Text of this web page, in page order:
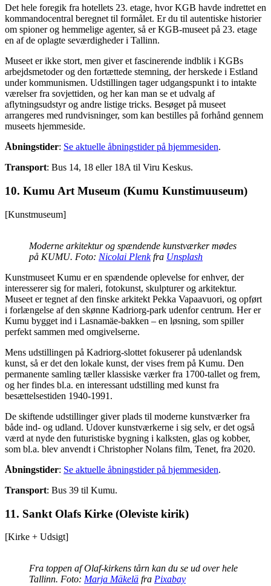
Det hele foregik fra hotellets 23. etage, hvor KGB havde indrettet en
kommandocentral beregnet til formålet. Er du til autentiske historier
om spioner og hemmelige agenter, så er KGB-museet på 23. etage
en af de oplagte seværdigheder i Tallinn.
Museet er ikke stort, men giver et fascinerende indblik i KGBs
arbejdsmetoder og den fortættede stemning, der herskede i Estland
under kommunismen. Udstillingen tager udgangspunkt i to intakte
værelser fra sovjettiden, og her kan man se et udvalg af
aflytningsudstyr og andre listige tricks. Besøget på museet
arrangeres med rundvisninger, som kan bestilles på forhånd gennem
museets hjemmeside.
Åbningstider: Se aktuelle åbningstider på hjemmesiden.
Transport: Bus 14, 18 eller 18A til Viru Keskus.
10. Kumu Art Museum (Kumu Kunstimuuseum)
[Kunstmuseum]
Moderne arkitektur og spændende kunstværker mødes
på KUMU. Foto: Nicolai Plenkfra Unsplash
Kunstmuseet Kumu er en spændende oplevelse for enhver, der
interesserer sig for maleri, fotokunst, skulpturer og arkitektur.
Museet er tegnet af den finske arkitekt Pekka Vapaavuori, og opført
i forlængelse af den skønne Kadriorg-park udenfor centrum. Her er
Kumu bygget ind i Lasnamäe-bakken – en løsning, som spiller
perfekt sammen med omgivelserne.
Mens udstillingen på Kadriorg-slottet fokuserer på udenlandsk
kunst, så er det den lokale kunst, der vises frem på Kumu. Den
permanente samling tæller klassiske værker fra 1700-tallet og frem,
og her findes bl.a. en interessant udstilling med kunst fra
besættelsestiden 1940-1991.
De skiftende udstillinger giver plads til moderne kunstværker fra
både ind- og udland. Udover kunstværkerne i sig selv, er det også
værd at nyde den futuristiske bygning i kalksten, glas og kobber,
som bl.a. blev anvendt i Christopher Nolans film, Tenet, fra 2020.
Åbningstider: Se aktuelle åbningstider på hjemmesiden.
Transport: Bus 39 til Kumu.
11. Sankt Olafs Kirke (Oleviste kirik)
[Kirke + Udsigt]
Fra toppen af Olaf-kirkens tårn kan du se ud over hele
Tallinn. Foto: Marja Mäkelä fra Pixabay